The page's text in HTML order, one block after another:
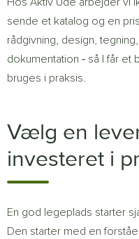
sende et katalog og en
rådgivning, design,
dokumentation ‐ så I får et
bruges i praksis.
Vælg en
investeret i
En god legeplads starter
Den starter med en